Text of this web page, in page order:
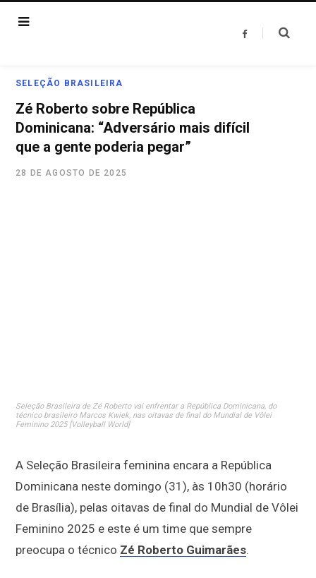
F
SELEÇÃO BRASILEIRA
Zé Roberto sobre República
Dominicana: “Adversário mais difícil
que a gente poderia pegar”
28 DE AGOSTO DE 2025
Seleção Brasileira de Zé Roberto vai enfrentar a República Dominicana, do
técnico brasileiro Marcos Kwiek, nas oitavas de final do Mundial de Vôlei
Feminino 2025 [Volleyball World]
A Seleção Brasileira feminina encara a República
Dominicana neste domingo (31), às 10h30 (horário
de Brasília), pelas oitavas de final do Mundial de Vôlei
Feminino 2025 e este é um time que sempre
preocupa o técnico Zé Roberto Guimarães.